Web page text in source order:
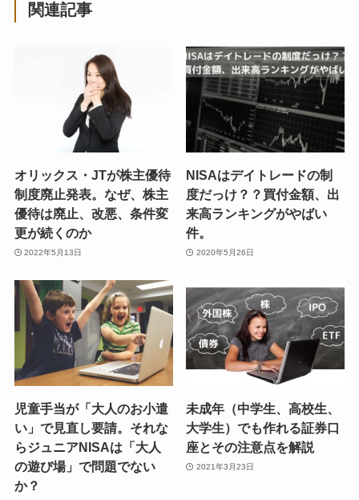
関連記事
オリックス・JTが株主優待
制度廃止発表。なぜ、株主
優待は廃止、改悪、条件変
更が続くのか
2022年5月13日
NISAはデイトレードの制
度だっけ？？買付金額、出
来高ランキングがやばい
件。
2020年5月26日
児童手当が「大人のお小遣
い」で見直し要請。それな
らジュニアNISAは「大人
の遊び場」で問題でない
か？
未成年（中学生、高校生、
大学生）でも作れる証券口
座とその注意点を解説
2021年3月23日